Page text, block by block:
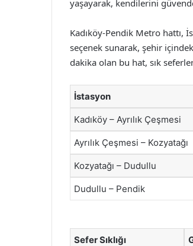
yaşayarak, kendilerini
Kadıköy-Pendik Metro hattı,
seçenek sunarak, şehir
dakika olan bu hat, sık
İstasyon
Kadıköy – Ayrılık Çeşmesi
Ayrılık Çeşmesi – Kozyatağı
Kozyatağı – Dudullu
Dudullu – Pendik
Sefer Sıklığı